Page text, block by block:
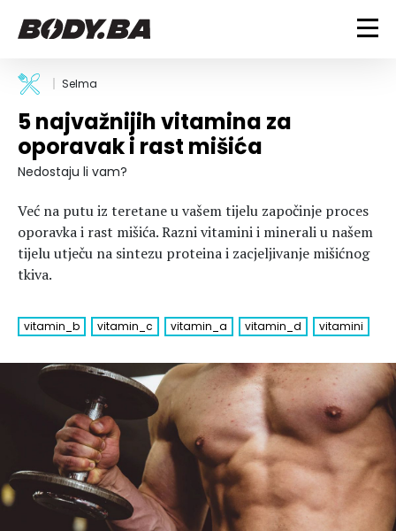
FITNESS
Vježbanje
Mršanje
Discipline
BODYBUILDING
Trening i vježbe
Savjeti
Ostalo
ISHRANA
Dijete
Nutricionizam
Recepti
Tablica kalorija
ZDRAVLJE
Um i tijelo
Lifestyle
Trudnice
Bodybuilding
Fitness
Ishrana
Zdravlje
Hedonizam
VODA
MAGAZIN
Njega nje
Njega njega
Šminka
Tehnologija
KALORIJE
Selma
5 najvažnijih vitamina za
oporavak i rast mišića
Nedostaju li vam?
Već na putu iz teretane u vašem tijelu započinje proces
oporavka i rast mišića. Razni vitamini i minerali u našem
tijelu utječu na sintezu proteina i zacjeljivanje mišićnog
tkiva.
vitamin_b vitamin_c vitamin_a vitamin_d vitamini